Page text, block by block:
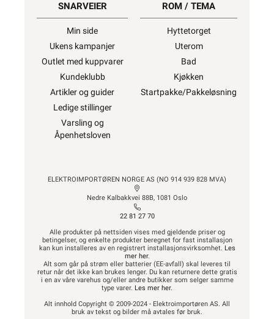
SNARVEIER
Min side
Ukens kampanjer
Outlet med kuppvarer
Kundeklubb
Artikler og guider
Ledige stillinger
Varsling og
Åpenhetsloven
ROM / TEMA
Hyttetorget
Uterom
Bad
Kjøkken
Startpakke/Pakkeløsning
ELEKTROIMPORTØREN NORGE AS (NO 914 939 828 MVA)
Nedre Kalbakkvei 88B, 1081 Oslo
22 81 27 70
Alle produkter på nettsiden vises med gjeldende priser og
betingelser, og enkelte produkter beregnet for fast installasjon
kan kun installeres av en registrert installasjonsvirksomhet. Les
mer her.
Alt som går på strøm eller batterier (EE-avfall) skal leveres til
retur når det ikke kan brukes lenger. Du kan returnere dette gratis
i en av våre varehus og/eller andre butikker som selger samme
type varer. Les mer her.
Alt innhold Copyright © 2009-2024 - Elektroimportøren AS. All
bruk av tekst og bilder må avtales før bruk.